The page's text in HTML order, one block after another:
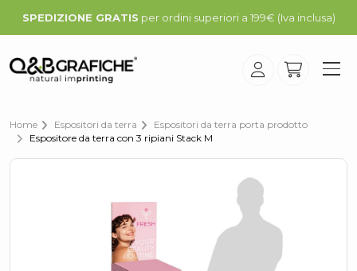
SPEDIZIONE GRATIS per ordini superiori a 199€ (Iva inclusa)
Home Espositori da terra
Espositori da terra porta prodotto
Espositore da terra con 3 ripiani Stack M